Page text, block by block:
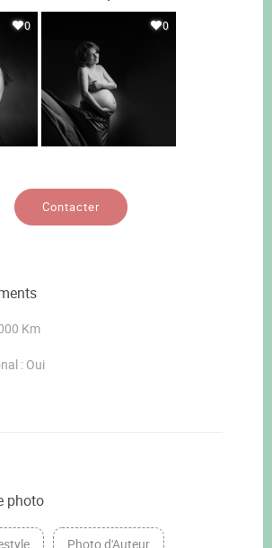
0 0
Contacter
Km
: Oui
photo
Photo d'Auteur